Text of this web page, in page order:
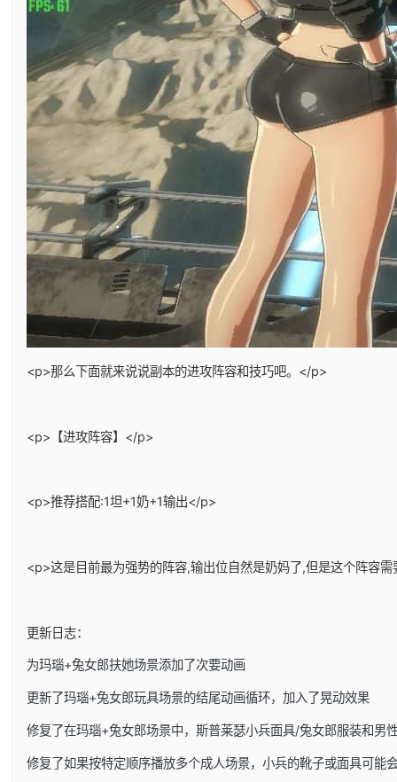
<p>那么下面就来说说副本的进攻阵容和技巧吧。</p>
<p>【进攻阵容】</p>
<p>推荐搭配:1坦+1奶+1输出</p>
<p>这是目前最为强势的阵容,输出位自然是奶妈了,但是这个阵容
更新日志：
为玛瑙+兔女郎扶她场景添加了次要动画
更新了玛瑙+兔女郎玩具场景的结尾动画循环，加入了晃动效果
修复了在玛瑙+兔女郎场景中，斯普莱瑟小兵面具/兔女郎服装和男
修复了如果按特定顺序播放多个成人场景，小兵的靴子或面具可能